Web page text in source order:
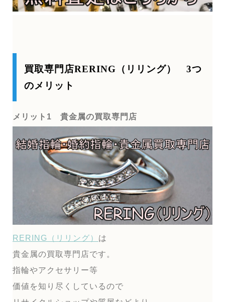
買取専門店RERING（リリング） 3つ
のメリット
メリット1 貴金属の買取専門店
RERING（リリング） は
貴金属の買取専門店です。
指輪やアクセサリー等
価値を知り尽くしているので